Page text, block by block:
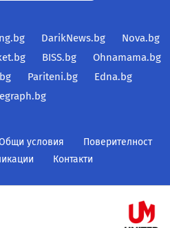
DarikNews.bg
Nova.bg
BISS.bg
Ohnamama.bg
Pariteni.bg
Edna.bg
условия
Поверителност
Контакти